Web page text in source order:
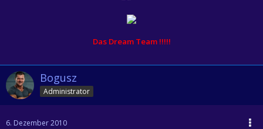
Das Dream Team !!!!!
Bogusz
Administrator
6. Dezember 2010